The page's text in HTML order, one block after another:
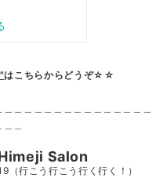
はこちらからどうぞ☆☆
Salon
（行こう行こう行く行く！）